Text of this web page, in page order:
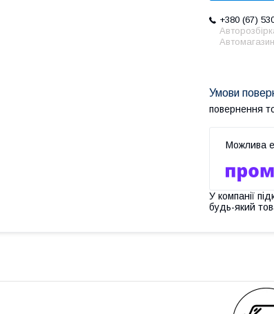
+380 (67)
Автомагазин
повернення
У компанії
будь-який